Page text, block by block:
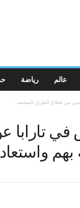
رياضة عالم
من قطاع الطرق المشتبه...
تارابا